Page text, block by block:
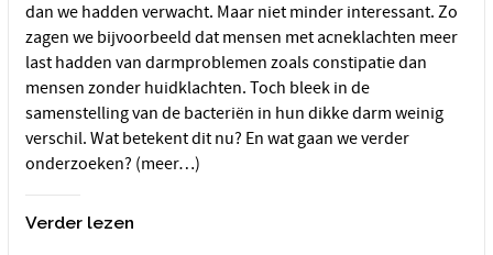
dan we hadden verwacht. Maar niet minder interessant. Zo
zagen we bijvoorbeeld dat mensen met acneklachten meer
last hadden van darmproblemen zoals constipatie dan
mensen zonder huidklachten. Toch bleek in de
samenstelling van de bacteriën in hun dikke darm weinig
verschil. Wat betekent dit nu? En wat gaan we verder
onderzoeken? (meer…)
Verder lezen